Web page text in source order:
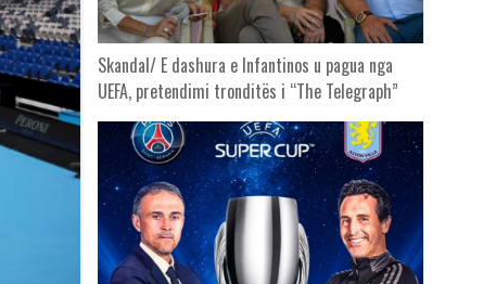
Skandal/ E dashura e Infantinos u pagua nga
UEFA, pretendimi tronditës i “The Telegraph”